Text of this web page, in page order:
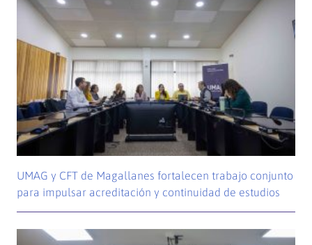
UMAG y CFT de Magallanes fortalecen trabajo conjunto
para impulsar acreditación y continuidad de estudios